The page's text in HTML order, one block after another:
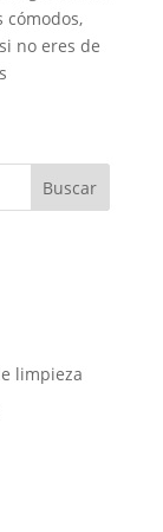
cómodos,
no eres de
Buscar
limpieza